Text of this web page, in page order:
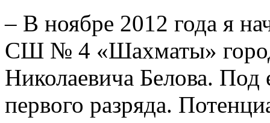
– В ноябре 2012 года я
СШ № 4 «Шахматы»
Николаевича Белова. Под
первого разряда.